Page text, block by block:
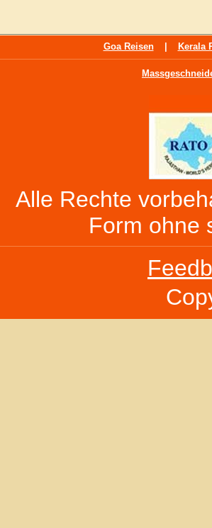
Goa Reisen Kerala
Alle Rechte
Form ohne